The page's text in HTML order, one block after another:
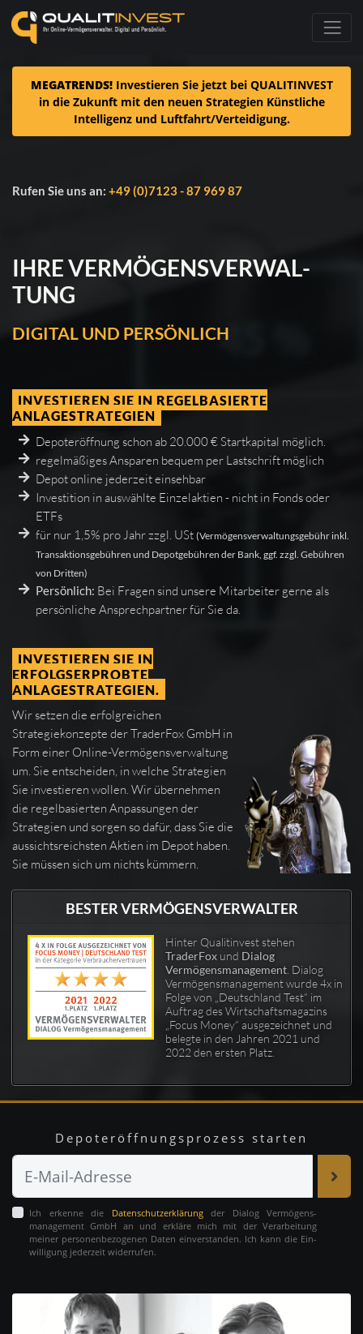
MEGATRENDS!Investieren Sie jetzt bei QUALITINVEST
in die Zukunft mit den neuen Strategien Künstliche
Intelligenz und Luftfahrt/Verteidigung.
Rufen Sie uns an: +49 (0)7123 - 87 969 87
IHRE VER­MÖ­GENS­VER­WAL­
TUNG
DIGITAL UND PER­SÖN­LICH
INVESTIEREN SIE IN REGELBASIERTE
ANLAGESTRATEGIEN
Depoteröffnung schon ab 20.000 € Startkapital möglich.
regelmäßiges Ansparen bequem per Lastschrift möglich
Depot online jederzeit einsehbar
Investition in auswählte Einzelaktien - nicht in Fonds oder
ETFs
für nur 1,5% pro Jahr zzgl. USt (Vermögensverwaltungsgebühr inkl.
Transaktionsgebühren und Depotgebühren der Bank, ggf. zzgl. Gebühren
von Dritten)
Persönlich: Bei Fragen sind unsere Mitarbeiter gerne als
persönliche Ansprechpartner für Sie da.
INVESTIEREN SIE IN
ERFOLGSERPROBTE
ANLAGESTRATEGIEN.
Wir setzen die erfolgreichen
Strategiekonzepte der TraderFox GmbH in
Form einer Online-Vermögensverwaltung
um. Sie entscheiden, in welche Strategien
Sie investieren wollen. Wir übernehmen
die regelbasierten Anpassungen der
Strategien und sorgen so dafür, dass Sie die
aussichtsreichsten Aktien im Depot haben.
Sie müssen sich um nichts kümmern.
BESTER VERMÖGENSVERWALTER
Hinter Qualitinvest stehen
TraderFox und Dialog
Vermögensmanagement . Dialog
Vermögensmanagement wurde 4x in
Folge von „Deutschland Test“ im
Auftrag des Wirtschaftsmagazins
„Focus Money“ ausgezeichnet und
belegte in den Jahren 2021 und
2022 den ersten Platz.
Depoteröffnungsprozess starten
Ich erkenne die Daten­schutz­erklärungder Dialog Vermögens­
management GmbH an und erkläre mich mit der Ver­ar­beitung
meiner personen­be­zo­genen Daten ein­ver­stan­den. Ich kann die Ein­
willi­gung je­der­zeit wider­rufen.